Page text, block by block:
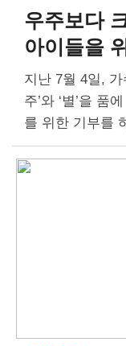
우주보다
아이들을
지난 7월 4일,
주’와 ‘별’을 품
를 위한 기부를
보관을 결정했
금’에 비유하며